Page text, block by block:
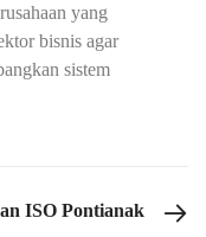
yang
bisnis agar
sistem
NEXT POST
ISO Pontianak